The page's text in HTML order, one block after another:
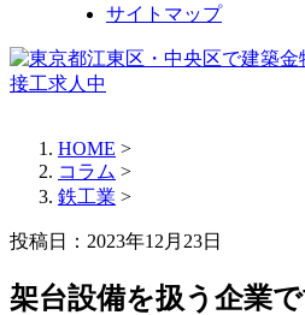
サイトマップ
HOME >
コラム >
鉄工業 >
投稿日：2023年12月23日
架台設備を扱う企業